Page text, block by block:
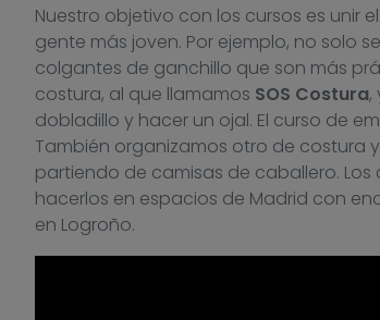
Nuestro objetivo con los cursos es unir
gente más joven. Por ejemplo, no solo
colgantes de ganchillo que son más
costura, al que llamamos SOS Costura,
dobladillo y hacer un ojal. El curso de
También organizamos otro de costura
partiendo de camisas de caballero.
hacerlos en espacios de Madrid con
en Logroño.